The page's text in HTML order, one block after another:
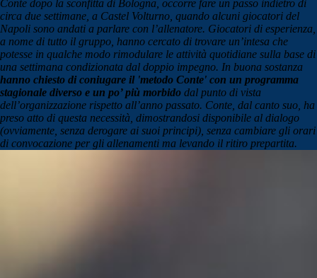
Conte dopo la sconfitta di Bologna, occorre fare un passo indietro di
circa due settimane, a Castel Volturno, quando alcuni giocatori del
Napoli sono andati a parlare con l’allenatore. Giocatori di esperienza,
a nome di tutto il gruppo, hanno cercato di trovare un’intesa che
potesse in qualche modo rimodulare le attività quotidiane sulla base di
una settimana condizionata dal doppio impegno. In buona sostanza
hanno chiesto di coniugare il 'metodo Conte' con un programma
stagionale diverso e un po’ più morbido dal punto di vista
dell’organizzazione rispetto all’anno passato. Conte, dal canto suo, ha
preso atto di questa necessità, dimostrandosi disponibile al dialogo
(ovviamente, senza derogare ai suoi principi), senza cambiare gli orari
di convocazione per gli allenamenti ma levando il ritiro prepartita.